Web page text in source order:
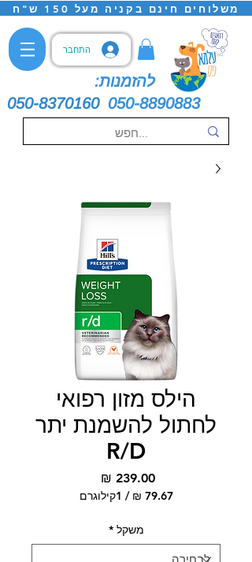
משלוחים חינם בקניה מעל 150 ש"ח
התחבר
להזמנות:
050-8370160 050-8890883
הילס מזון רפואי
לחתול להשמנת יתר
R/D
‏79.67 ‏₪
/ 1קילוגרם
לכל
1
משקל *